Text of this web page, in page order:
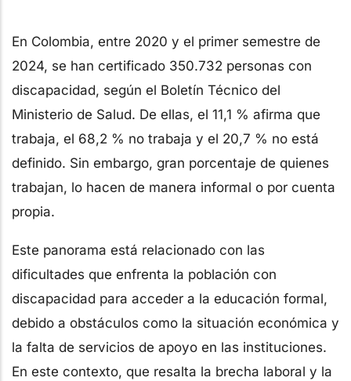
En Colombia, entre 2020 y el primer semestre de
2024, se han certificado 350.732 personas con
discapacidad, según el Boletín Técnico del
Ministerio de Salud. De ellas, el 11,1 % afirma que
trabaja, el 68,2 % no trabaja y el 20,7 % no está
definido. Sin embargo, gran porcentaje de quienes
trabajan, lo hacen de manera informal o por cuenta
propia.
Este panorama está relacionado con las
dificultades que enfrenta la población con
discapacidad para acceder a la educación formal,
debido a obstáculos como la situación económica y
la falta de servicios de apoyo en las instituciones.
En este contexto, que resalta la brecha laboral y la